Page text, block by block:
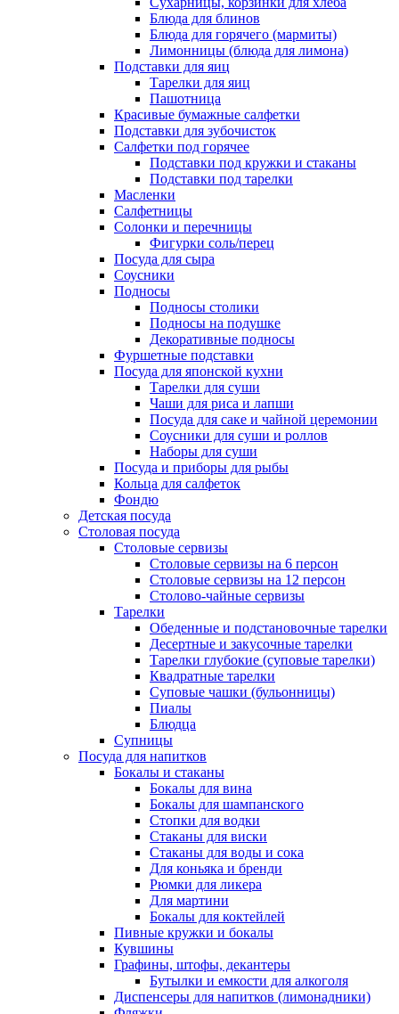
Блюда для блинов
Блюда для горячего (мармиты)
Лимонницы (блюда для лимона)
Подставки для яиц
Тарелки для яиц
Пашотница
Красивые бумажные салфетки
Подставки для зубочисток
Салфетки под горячее
Подставки под кружки и стаканы
Подставки под тарелки
Масленки
Салфетницы
Солонки и перечницы
Фигурки соль/перец
Посуда для сыра
Соусники
Подносы
Подносы столики
Подносы на подушке
Декоративные подносы
Фуршетные подставки
Посуда для японской кухни
Тарелки для суши
Чаши для риса и лапши
Посуда для саке и чайной церемонии
Соусники для суши и роллов
Наборы для суши
Посуда и приборы для рыбы
Кольца для салфеток
Фондю
Детская посуда
Столовая посуда
Столовые сервизы
Столовые сервизы на 6 персон
Столовые сервизы на 12 персон
Столово-чайные сервизы
Тарелки
Обеденные и подстановочные тарелки
Десертные и закусочные тарелки
Тарелки глубокие (суповые тарелки)
Квадратные тарелки
Суповые чашки (бульонницы)
Пиалы
Блюдца
Супницы
Посуда для напитков
Бокалы и стаканы
Бокалы для вина
Бокалы для шампанского
Стопки для водки
Стаканы для виски
Стаканы для воды и сока
Для коньяка и бренди
Рюмки для ликера
Для мартини
Бокалы для коктейлей
Пивные кружки и бокалы
Кувшины
Графины, штофы, декантеры
Бутылки и емкости для алкоголя
Диспенсеры для напитков (лимонадники)